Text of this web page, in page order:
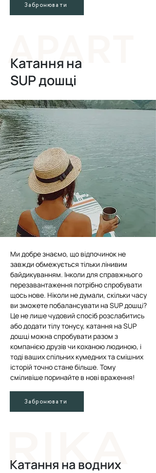
Забронювати
Катання на
SUP дошці
Ми добре знаємо, що відпочинок не
завжди обмежується тільки лінивим
байдикуванням. Інколи для справжнього
перезавантаження потрібно спробувати
щось нове. Ніколи не думали, скільки часу
ви зможете побалансувати на SUP дошці?
Це не лише чудовий спосіб розслабитись
або додати тілу тонусу, катання на SUP
дошці можна спробувати разом з
компанією друзів чи коханою людиною, і
тоді ваших спільних кумедних та смішних
історій точно стане більше. Тому
сміливіше поринайте в нові враження!
Забронювати
Катання на водних